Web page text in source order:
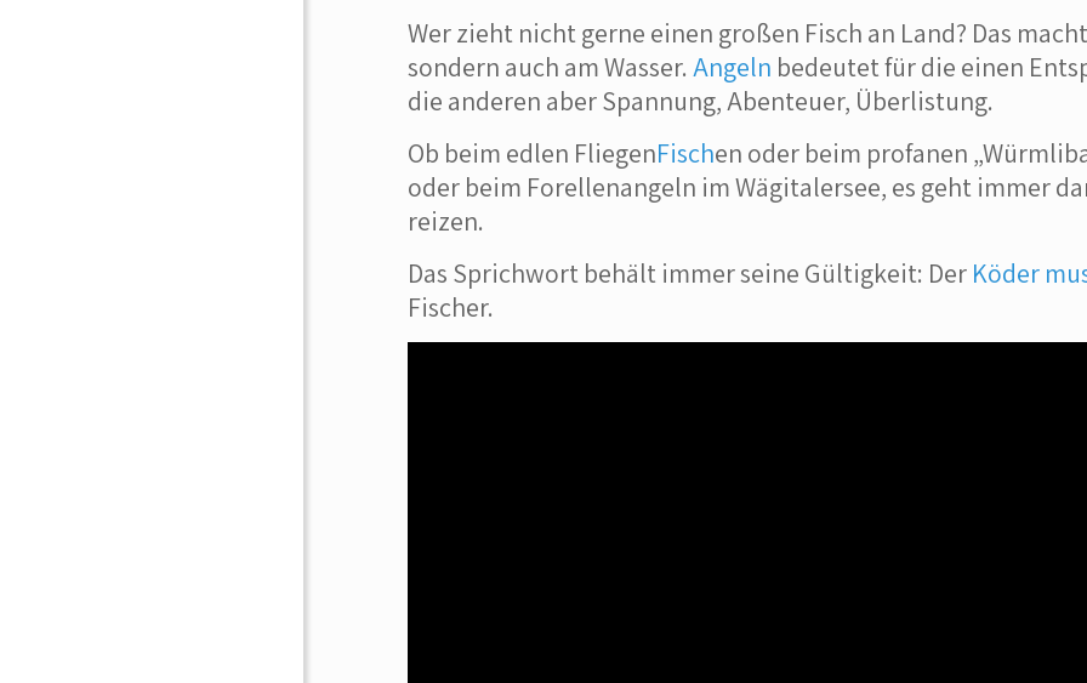
Wer zieht nicht gerne einen großen Fisch an Land? Das
sondern auch am Wasser.Angeln bedeutet für die einen
die anderen aber Spannung, Abenteuer, Überlistung.
Ob beim edlen FliegenFischen oder beim profanen
oder beim Forellenangeln im Wägitalersee, es geht immer
reizen.
Das Sprichwort behält immer seine Gültigkeit: Der Köder
Fischer.